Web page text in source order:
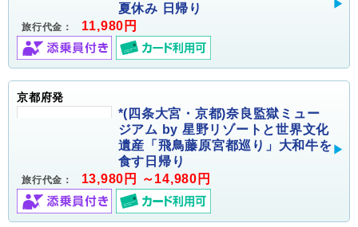
夏休み 日帰り
旅行代金： 11,980円
京都府発
*(四条大宮・京都)奈良監獄ミュー
ジアム by 星野リゾートと世界文化
遺産「飛鳥藤原宮都巡り」大和牛を
食す日帰り
旅行代金： 13,980円 ～14,980円